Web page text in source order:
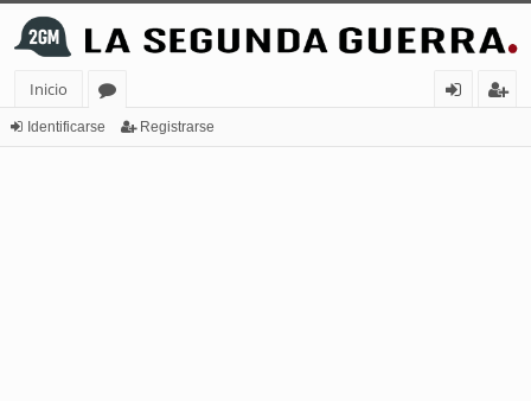
Inicio
or
Identificarse Registrarse